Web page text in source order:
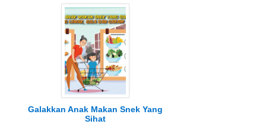
Galakkan Anak Makan Snek Yang
Sihat